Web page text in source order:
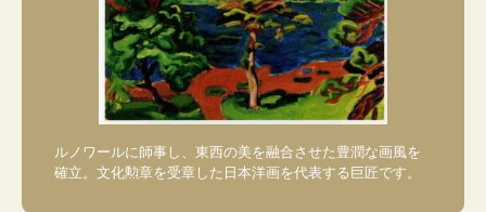
ルノワールに師事し、東西の美を融合させた豊潤な画風を
確立。文化勲章を受章した日本洋画を代表する巨匠です。